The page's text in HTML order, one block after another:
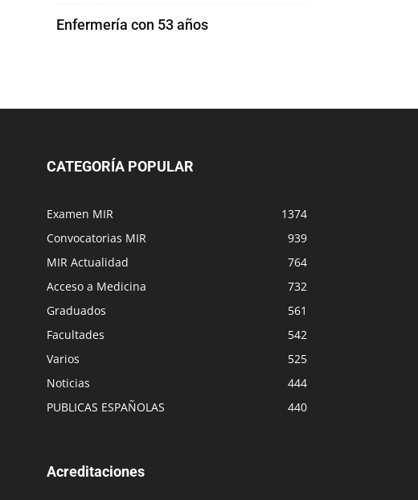
Enfermería con 53 años
CATEGORÍA POPULAR
Examen MIR
1374
Convocatorias MIR
939
MIR Actualidad
764
Acceso a Medicina
732
Graduados
561
Facultades
542
Varios
525
Noticias
444
PUBLICAS ESPAÑOLAS
440
Acreditaciones